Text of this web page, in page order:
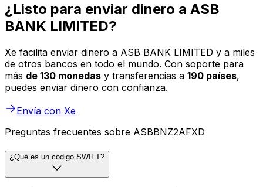
¿Listo para enviar dinero a ASB
BANK LIMITED?
Xe facilita enviar dinero a ASB BANK LIMITED y a miles
de otros bancos en todo el mundo. Con soporte para
más de 130 monedas y transferencias a 190 países,
puedes enviar dinero con confianza.
Envía con Xe
Preguntas frecuentes sobre ASBBNZ2AFXD
¿Qué es un código SWIFT?